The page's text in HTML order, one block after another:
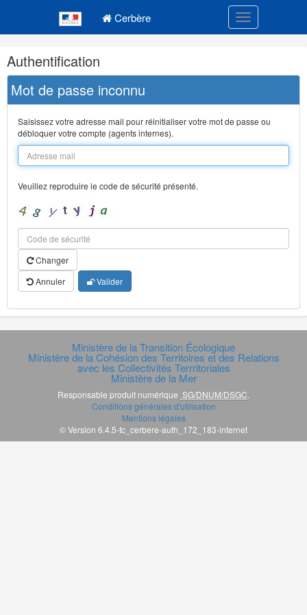
Cerbère Toggle
Navigation
et
outils
annexes
Authentification
Mot de passe inconnu
Saisissez votre adresse mail pour réinitialiser votre mot de passe ou
débloquer votre compte (agents internes).
Veuillez reproduire le code de sécurité présenté.
Changer
Annuler
Valider
Ministère de la Transition Écologique
Ministère de la Cohésion des Territoires et des Relations
avec les Collectivités Terrritoriales
Ministère de la Mer
Responsable produit numérique SG/DNUM/DSGC
Conditions générales d'utilisation
Mentions légales
© Version 6.4.5-tc_cerbere-auth_172_183-internet